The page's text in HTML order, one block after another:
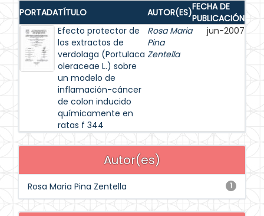
PORTADATÍTULO AUTOR(ES)FECHA DE
PUBLICACIÓN
Efecto protector de
los extractos de
verdolaga (Portulaca
oleraceae L.) sobre
un modelo de
inflamación-cáncer
de colon inducido
químicamente en
ratas f 344
Rosa Maria
Pina
Zentella
jun-2007
Autor(es)
1
Rosa Maria Pina Zentella